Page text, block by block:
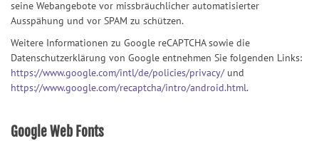
seine Webangebote vor missbräuchlicher automatisierter
Ausspähung und vor SPAM zu schützen.
Weitere Informationen zu Google reCAPTCHA sowie die
Datenschutzerklärung von Google entnehmen Sie folgenden Links:
https://www.google.com/intl/de/policies/privacy/und
https://www.google.com/recaptcha/intro/android.html.
Google Web Fonts